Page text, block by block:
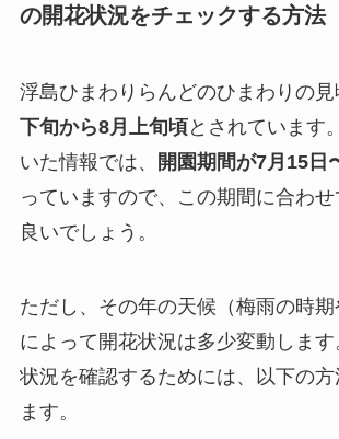
の開花状況をチェックする方法
浮島ひまわりらんどのひまわりの
下旬から8月上旬頃とされています
いた情報では、
開園期間が7月15日
っていますので、この期間に合わ
良いでしょう。
ただし、その年の天候（梅雨の時期
によって開花状況は多少変動しま
状況を確認するためには、以下の
ます。